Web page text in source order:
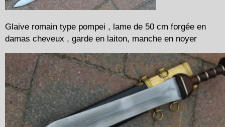
Glaive romain type pompei , lame de 50 cm forgée en
damas cheveux , garde en laiton, manche en noyer